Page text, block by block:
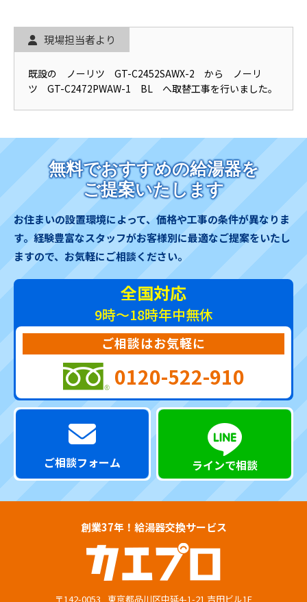
現場担当者より
既設の ノーリツ GT-C2452SAWX-2 から ノーリ
ツ GT-C2472PWAW-1 BL へ取替工事を行いました。
無料でおすすめの給湯器を
ご提案いたします
お住まいの設置環境によって、価格や工事の条件が異なりま
す。 経験豊富なスタッフがお客様別に最適なご提案をいたし
ますので、お気軽にご相談ください。
全国対応
9時～18時年中無休
ご相談はお気軽に
0120-522-910
ご相談フォーム ラインで相談
創業37年！給湯器交換サービス
〒142-0053 東京都品川区中延4-1-21 吉田ビル1F